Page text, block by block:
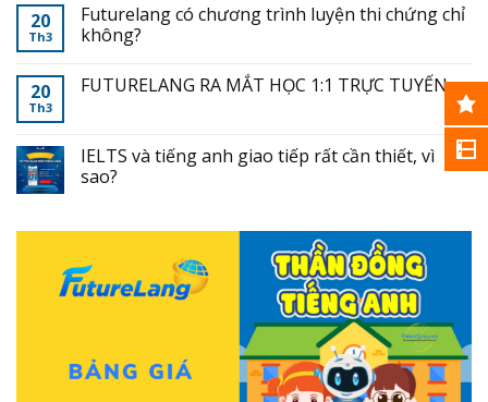
20
Th3
Futurelang có chương trình luyện thi chứng chỉ
không?
20
Th3
FUTURELANG RA MẮT HỌC 1:1 TRỰC TUYẾN
IELTS và tiếng anh giao tiếp rất cần thiết, vì
sao?